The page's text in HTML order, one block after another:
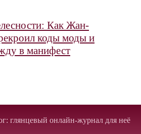
Как Жан-
коды моды и
в манифест
глянцевый онлайн-журнал для неё